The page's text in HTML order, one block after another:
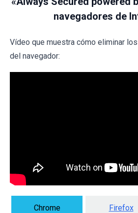
navegadores de
Vídeo que muestra cómo eliminar
del navegador:
Chrome Firefox